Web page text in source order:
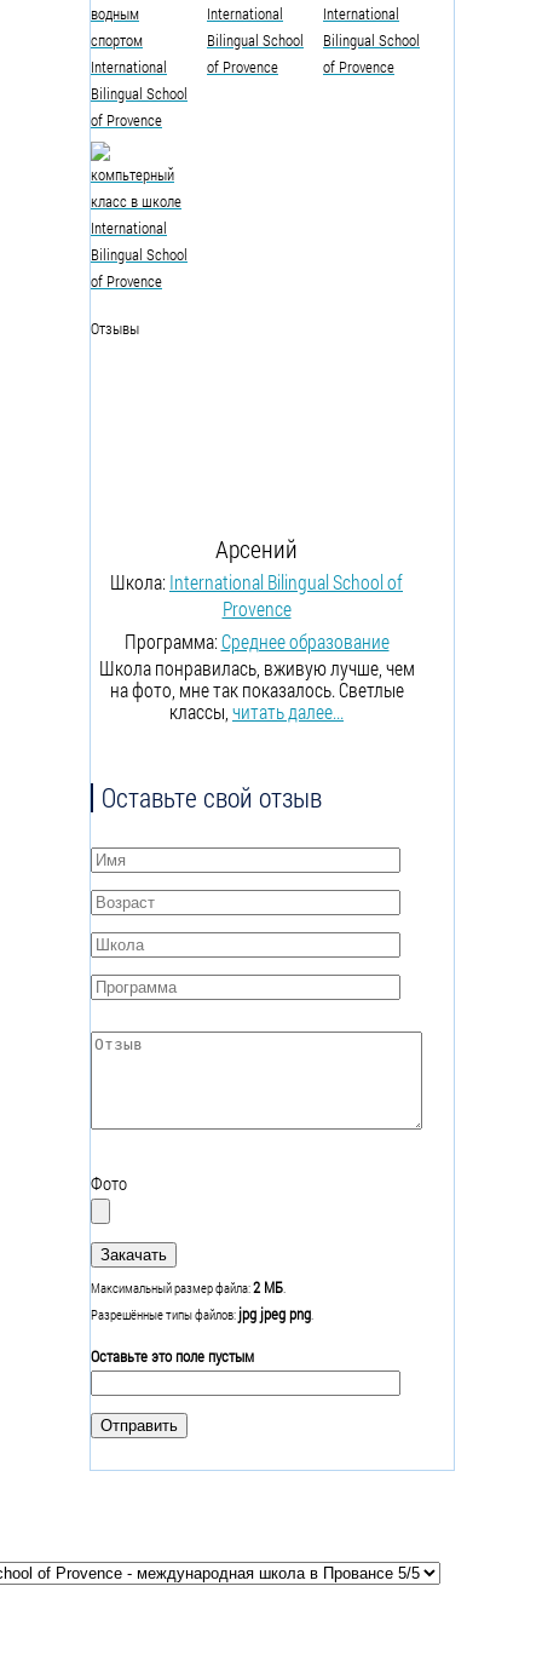
Отзывы
Арсений
Школа:International Bilingual School of
Provence
Программа:Среднее образование
Школа понравилась, вживую лучше, чем
на фото, мне так показалось. Светлые
классы, читать далее...
Оставьте свой отзыв
Имя*
Возраст*
Школа*
Программа*
Отзыв*
Фото
Максимальный размер файла:2 МБ
Разрешённые типы файлов: jpg jpeg png
Оставьте это поле пустым